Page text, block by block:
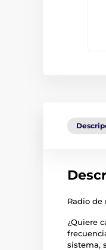
Radio de
¿Quiere
sistema,